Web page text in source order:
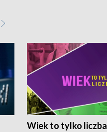
Wiek to tylko liczba